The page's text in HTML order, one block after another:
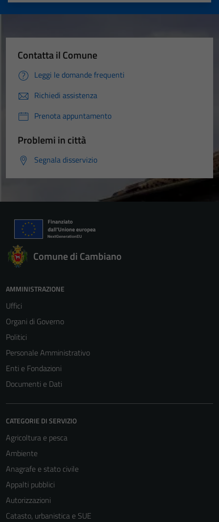
Contatta il Comune
Leggi le domande frequenti
Richiedi assistenza
Prenota appuntamento
Problemi in città
Segnala disservizio
Comune di Cambiano
AMMINISTRAZIONE
Uffici
Organi di Governo
Politici
Personale Amministrativo
Enti e Fondazioni
Documenti e Dati
CATEGORIE DI SERVIZIO
Agricoltura e pesca
Ambiente
Anagrafe e stato civile
Appalti pubblici
Autorizzazioni
Catasto, urbanistica e SUE